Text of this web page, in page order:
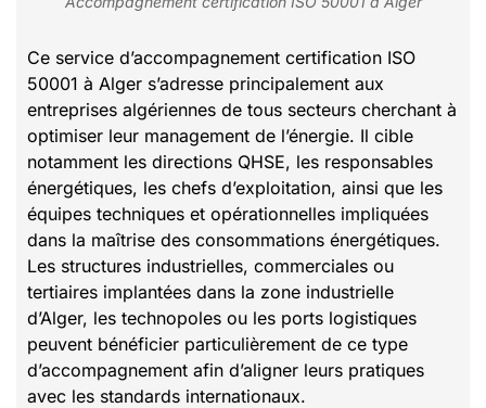
Ce service d’accompagnement certification ISO
50001 à Alger s’adresse principalement aux
entreprises algériennes de tous secteurs cherchant à
optimiser leur management de l’énergie. Il cible
notamment les directions QHSE, les responsables
énergétiques, les chefs d’exploitation, ainsi que les
équipes techniques et opérationnelles impliquées
dans la maîtrise des consommations énergétiques.
Les structures industrielles, commerciales ou
tertiaires implantées dans la zone industrielle
d’Alger, les technopoles ou les ports logistiques
peuvent bénéficier particulièrement de ce type
d’accompagnement afin d’aligner leurs pratiques
avec les standards internationaux.